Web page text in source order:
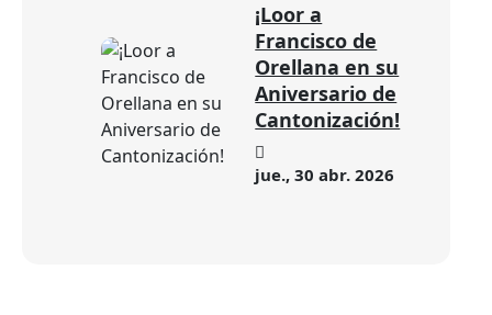
¡Loor a
Francisco de
Orellana en su
Aniversario de
Cantonización!
jue., 30 abr. 2026